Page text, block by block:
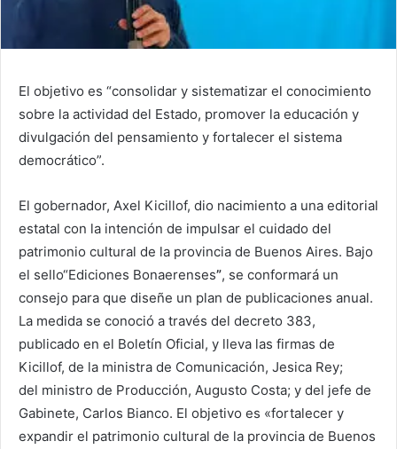
El objetivo es “consolidar y sistematizar el conocimiento
sobre la actividad del Estado, promover la educación y
divulgación del pensamiento y fortalecer el sistema
democrático”.
El gobernador, Axel Kicillof, dio nacimiento a una editorial
estatal con la intención de impulsar el cuidado del
patrimonio cultural de la provincia de Buenos Aires. Bajo
el sello“Ediciones Bonaerenses”, se conformará un
consejo para que diseñe un plan de publicaciones anual.
La medida se conoció a través del decreto 383,
publicado en el Boletín Oficial, y lleva las firmas de
Kicillof, de la ministra de Comunicación, Jesica Rey;
del ministro de Producción, Augusto Costa; y del jefe de
Gabinete, Carlos Bianco. El objetivo es «fortalecer y
expandir el patrimonio cultural de la provincia de Buenos